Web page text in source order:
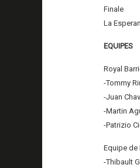
Finale
La
EQUIPES
Royal
-Tommy
-Juan
-Martin
-Patrizio
Equipe de
-Thibault